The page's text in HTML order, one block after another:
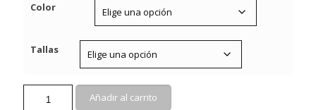
Color
Tallas
Añadir al carrito